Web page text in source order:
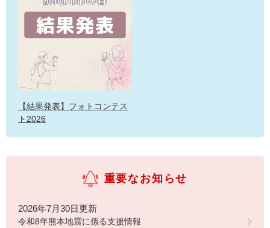
【結果発表】フォトコンテス
ト2026
重要なお知らせ
2026年7月30日更新
令和8年熊本地震に係る支援情報